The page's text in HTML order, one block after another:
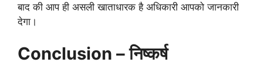
बाद की आप ही असली खाताधारक है अधिकारी आपको जानकारी
देगा।
Conclusion – निष्कर्ष